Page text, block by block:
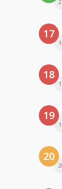
17
18
19
20